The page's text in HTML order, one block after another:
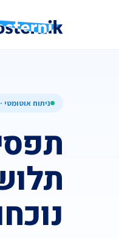
ניתוח אוטומטי